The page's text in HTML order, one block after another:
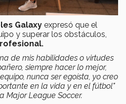
Galaxy expresó que el
y superar los obstáculos,
de mis habilidades o virtudes
siempre hacer lo mejor,
nunca ser egoísta, yo creo
en la vida y en el fútbol"
Major League Soccer.